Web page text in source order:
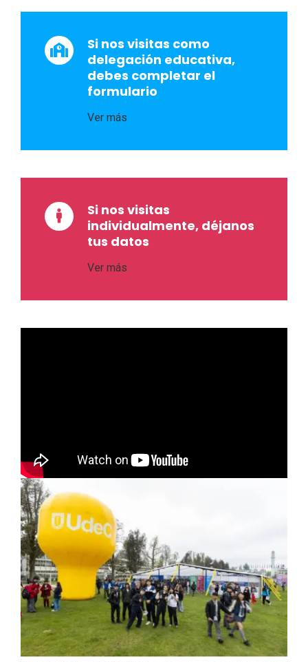
Si nos visitas como
delegación educativa,
debes completar el
formulario
Si nos visitas
individualmente, déjanos
tus datos